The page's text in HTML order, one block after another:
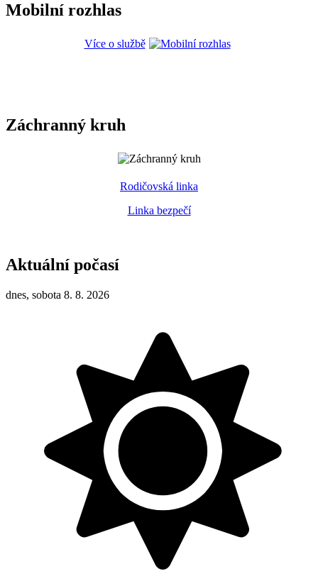
Mobilní rozhlas
Více o službě
Záchranný kruh
Rodičovská linka
Linka bezpečí
Aktuální počasí
dnes, sobota 8. 8. 2026